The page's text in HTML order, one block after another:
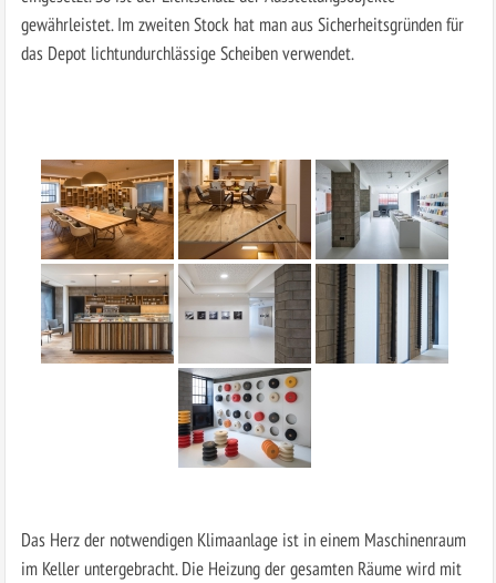
gewährleistet. Im zweiten Stock hat man aus Sicherheitsgründen für
das Depot lichtundurchlässige Scheiben verwendet.
Das Herz der notwendigen Klimaanlage ist in einem Maschinenraum
im Keller untergebracht. Die Heizung der gesamten Räume wird mit